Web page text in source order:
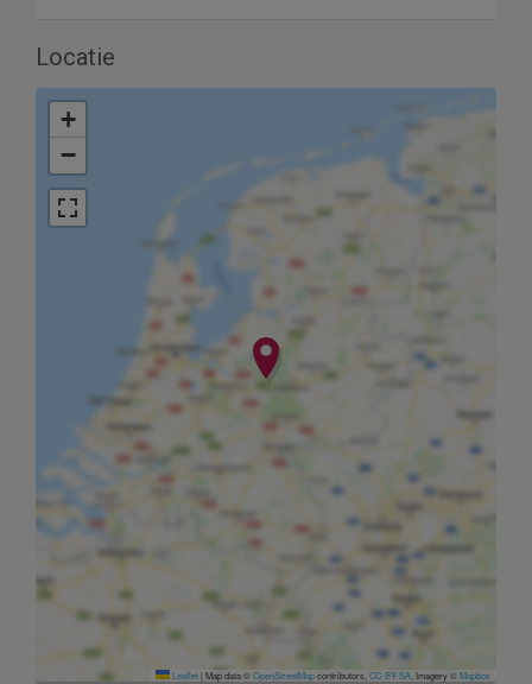
Locatie
+
−
Leaflet|Map data ©OpenStreetMapcontributors,CC-BY-SA, Imagery ©Mapbox